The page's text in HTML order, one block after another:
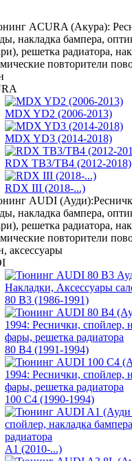
MDX YD2 (2006-2013)
MDX YD3 (2014-2018)
RDX ТВ3/TB4 (2012-2018)
RDX III (2018-...)
80 B3 (1986-1991)
80 B4 (1991-1994)
100 C4 (1990-1994)
A1 (2010-...)